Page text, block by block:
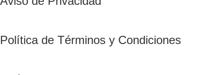
Política de Términos y Condiciones